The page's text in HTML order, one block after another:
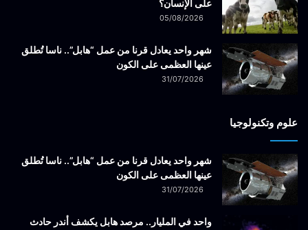
على الإنسان؟
05/08/2026
شهر واحد يعادل قرنا من عمل “هابل”.. ناسا تُطلق
عينها العظمى على الكون
31/07/2026
علوم وتكنولوجيا
شهر واحد يعادل قرنا من عمل “هابل”.. ناسا تُطلق
عينها العظمى على الكون
31/07/2026
واحد في المليار.. مرصد هابل يكشف أندر حادث